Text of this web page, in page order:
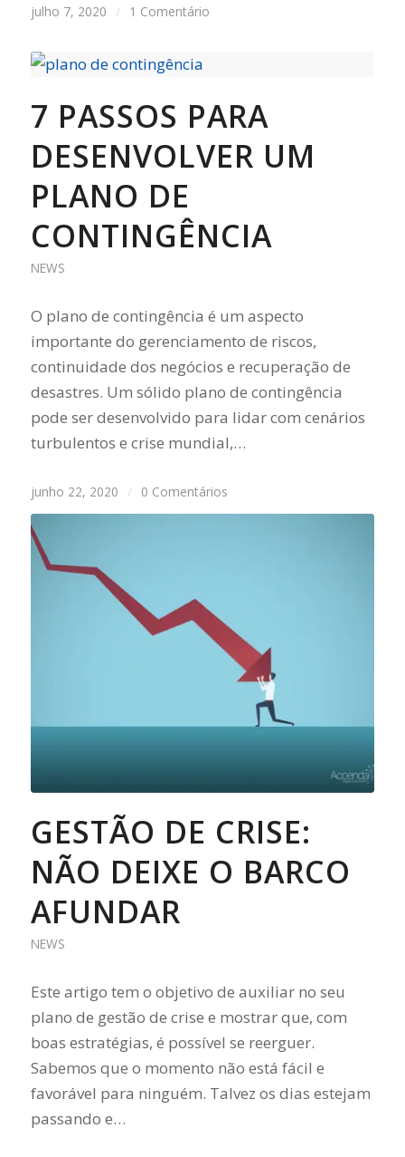
julho 7, 2020 / 1 Comentário
7 PASSOS PARA
DESENVOLVER UM
PLANO DE
CONTINGÊNCIA
NEWS
O plano de contingência é um aspecto
importante do gerenciamento de riscos,
continuidade dos negócios e recuperação de
desastres. Um sólido plano de contingência
pode ser desenvolvido para lidar com cenários
turbulentos e crise mundial,…
junho 22, 2020 / 0 Comentários
GESTÃO DE CRISE:
NÃO DEIXE O BARCO
AFUNDAR
NEWS
Este artigo tem o objetivo de auxiliar no seu
plano de gestão de crise e mostrar que, com
boas estratégias, é possível se reerguer.
Sabemos que o momento não está fácil e
favorável para ninguém. Talvez os dias estejam
passando e…